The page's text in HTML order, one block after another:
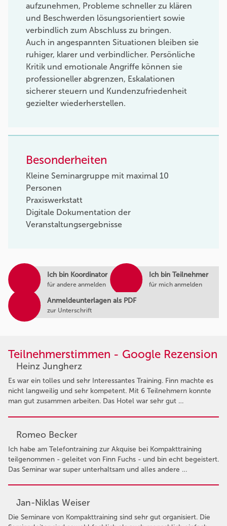
Ich bin Koordinator
für andere anmelden
Ich bin Teilnehmer
für mich anmelden
Anmeldeunterlagen als PDF
zur Unterschrift
aufzunehmen, Probleme schneller zu klären
und Beschwerden lösungsorientiert sowie
verbindlich zum Abschluss zu bringen.
Auch in angespannten Situationen bleiben sie
ruhiger, klarer und verbindlicher. Persönliche
Kritik und emotionale Angriffe können sie
professioneller abgrenzen, Eskalationen
sicherer steuern und Kundenzufriedenheit
gezielter wiederherstellen.
Besonderheiten
Kleine Seminargruppe mit maximal 10
Personen
Praxiswerkstatt
Digitale Dokumentation der
Veranstaltungsergebnisse
Teilnehmerstimmen - Google Rezension
Heinz Jungherz
Es war ein tolles und sehr Interessantes Training. Finn machte es
nicht langweilig und sehr kompetent. Mit 6 Teilnehmern konnte
man gut zusammen arbeiten. Das Hotel war sehr gut …
Romeo Becker
Ich habe am Telefontraining zur Akquise bei Kompakttraining
teilgenommen - geleitet von Finn Fuchs - und bin echt begeistert.
Das Seminar war super unterhaltsam und alles andere …
Jan-Niklas Weiser
Die Seminare von Kompakttraining sind sehr gut organisiert. Die